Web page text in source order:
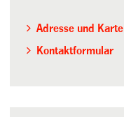
Adresse und Karte
Kontaktformular